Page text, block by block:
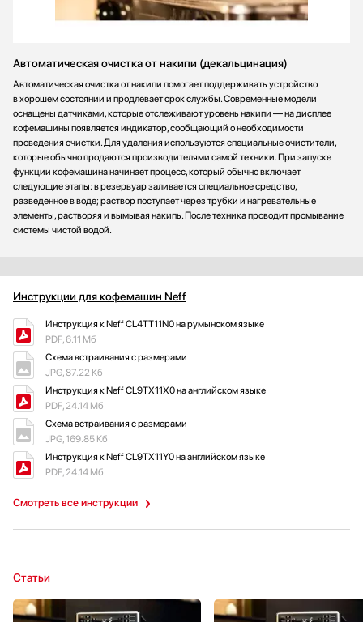
Автоматическая очистка от накипи (декальцинация)
Автоматическая очистка от накипи помогает поддерживать устройство
в хорошем состоянии и продлевает срок службы. Современные модели
оснащены датчиками, которые отслеживают уровень накипи — на дисплее
кофемашины появляется индикатор, сообщающий о необходимости
проведения очистки. Для удаления используются специальные очистители,
которые обычно продаются производителями самой техники. При запуске
функции кофемашина начинает процесс, который обычно включает
следующие этапы: в резервуар заливается специальное средство,
разведенное в воде; раствор поступает через трубки и нагревательные
элементы, растворяя и вымывая накипь. После техника проводит промывание
системы чистой водой.
Инструкции для кофемашин Neff
Смотреть все инструкции
Инструкция к Neff CL4TT11N0 на румынском языке
PDF, 6.11 Мб
Схема встраивания с размерами
JPG, 87.22 Кб
Инструкция к Neff CL9TX11X0 на английском языке
PDF, 24.14 Мб
Схема встраивания с размерами
JPG, 169.85 Кб
Инструкция к Neff CL9TX11Y0 на английском языке
PDF, 24.14 Мб
Статьи